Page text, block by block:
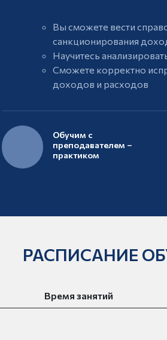
Вы сможете вести
санкционирования
Научитесь
Сможете корректно
доходов и расходов
Обучим с
преподавателем –
практиком
РАСПИСАНИЕ
Время занятий